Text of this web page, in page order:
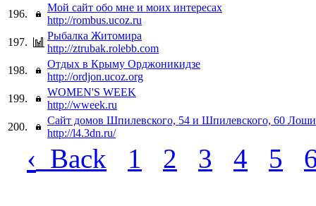
196.
Мой сайт обо мне и моих интересах
http://rombus.ucoz.ru
197.
Рыбалка Житомира
http://ztrubak.rolebb.com
198.
Отдых в Крыму Орджоникидзе
http://ordjon.ucoz.org
199.
WOMEN'S WEEK
http://wweek.ru
200.
Сайт домов Шпилевского, 54 и Шпилевского, 60
http://l4.3dn.ru/
‹ Back 1 2 3 4 5